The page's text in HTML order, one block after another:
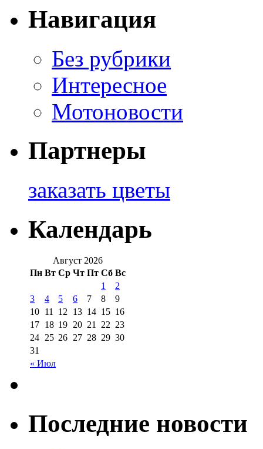
Навигация
Без рубрики
Интересное
Мотоновости
Партнеры
заказать цветы
Календарь
Август 2026
Пн Вт Ср Чт Пт Сб Вс
« Июл
1
2
3
4 5 6 7 8
9
10 11 12 13 14 15 16
17 18 19 20 21 22 23
24 25 26 27 28 29 30
31
Последние новости